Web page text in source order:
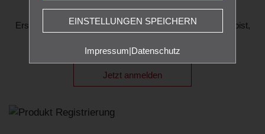
Erst wenn du erfolgreich registriert und aktiv angemeldet bist,
Jetzt anmelden
EINSTELLUNGEN SPEICHERN
Impressum|Datenschutz